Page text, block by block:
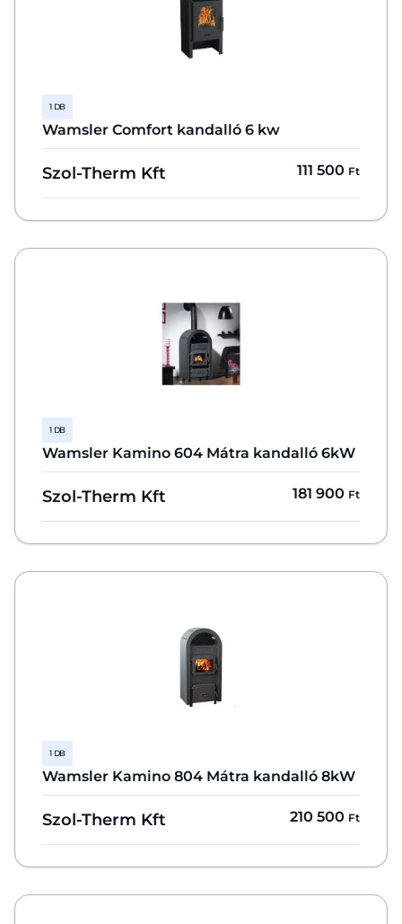
1 DB
Wamsler Comfort kandalló 6 kw
Szol-Therm Kft 111 500 Ft
1 DB
Wamsler Kamino 604 Mátra kandalló 6kW
Szol-Therm Kft 181 900 Ft
1 DB
Wamsler Kamino 804 Mátra kandalló 8kW
Szol-Therm Kft 210 500 Ft